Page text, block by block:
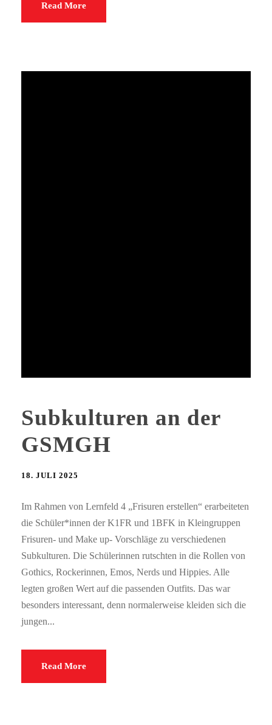
Read More
Subkulturen an der
GSMGH
18. JULI 2025
Im Rahmen von Lernfeld 4 „Frisuren erstellen“ erarbeiteten
die Schüler*innen der K1FR und 1BFK in Kleingruppen
Frisuren- und Make up- Vorschläge zu verschiedenen
Subkulturen. Die Schülerinnen rutschten in die Rollen von
Gothics, Rockerinnen, Emos, Nerds und Hippies. Alle
legten großen Wert auf die passenden Outfits. Das war
besonders interessant, denn normalerweise kleiden sich die
jungen...
Read More